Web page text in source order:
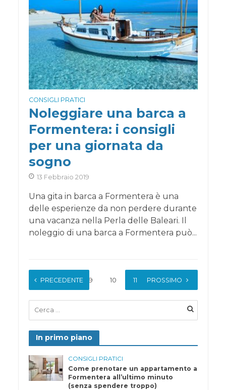
CONSIGLI PRATICI
Noleggiare una barca a
Formentera: i consigli
per una giornata da
sogno
13 Febbraio 2019
Una gita in barca a Formentera è una
delle esperienze da non perdere durante
una vacanza nella Perla delle Baleari. Il
noleggio di una barca a Formentera può...
PRECEDENTE
1 … 9 10 11 12 13
PROSSIMO
In primo piano
CONSIGLI PRATICI
Come prenotare un appartamento a
Formentera all’ultimo minuto
(senza spendere troppo)